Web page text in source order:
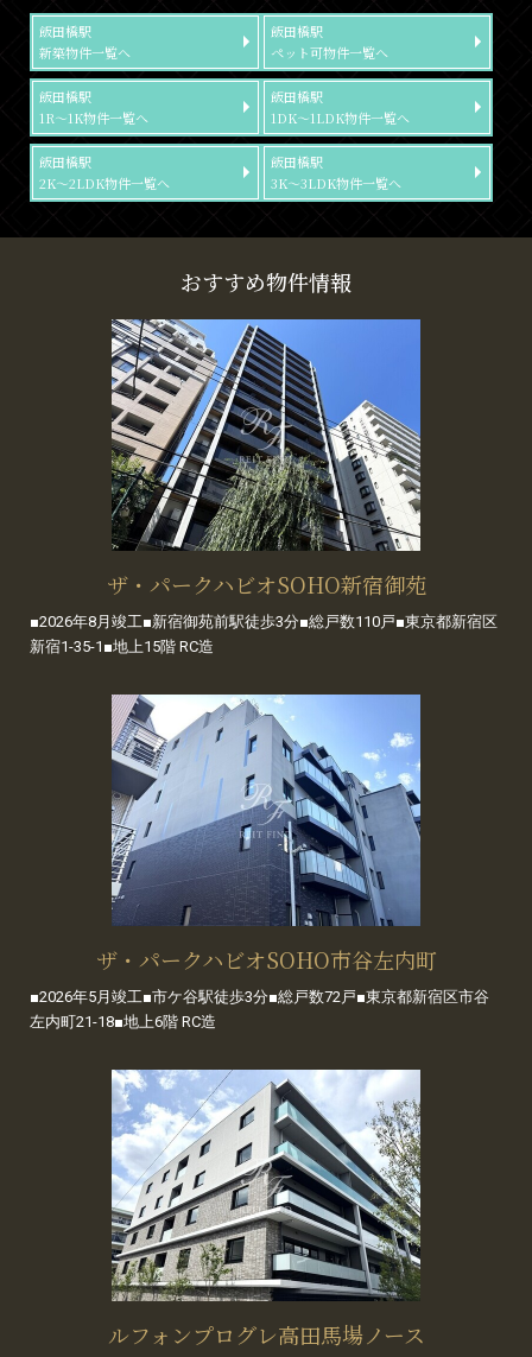
飯田橋駅
新築物件一覧へ
飯田橋駅
ペット可物件一覧へ
飯田橋駅
1R～1K物件一覧へ
飯田橋駅
1DK～1LDK物件一覧へ
飯田橋駅
2K～2LDK物件一覧へ
飯田橋駅
3K～3LDK物件一覧へ
おすすめ物件情報
ザ・パークハビオSOHO新宿御苑
■2026年8月竣工■新宿御苑前駅徒歩3分■総戸数110戸■東京都新宿区
新宿1-35-1■地上15階 RC造
ザ・パークハビオSOHO市谷左内町
■2026年5月竣工■市ケ谷駅徒歩3分■総戸数72戸■東京都新宿区市谷
左内町21-18■地上6階 RC造
ルフォンプログレ高田馬場ノース